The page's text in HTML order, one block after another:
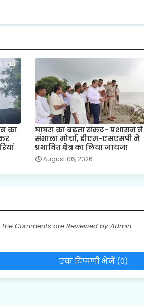
का
घाघरा का बढ़ता संकट- प्रशासन ने
संभाला मोर्चा, डीएम-एसएसपी ने
प्रभावित क्षेत्र का लिया जायजा
August 06, 2026
the Comments are Reviewed by Admin.
एक टिप्पणी भेजें (0)